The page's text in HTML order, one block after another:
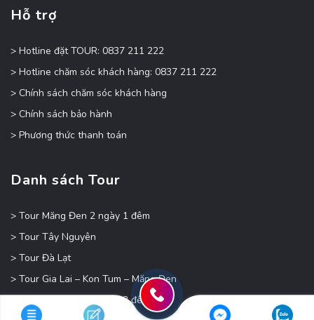
Hỗ trợ
> Hotline đặt TOUR: 0837 211 222
> Hotline chăm sóc khách hàng: 0837 211 222
> Chính sách chăm sóc khách hàng
> Chính sách bảo hành
> Phương thức thanh toán
Danh sách Tour
> Tour Măng Đen 2 ngày 1 đêm
> Tour Tây Nguyên
> Tour Đà Lạt
> Tour Gia Lai – Kon Tum – Măng Đen
> Tour Măng Đen 4 ngày 3 đêm